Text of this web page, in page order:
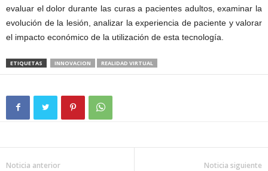
evaluar el dolor durante las curas a pacientes adultos, examinar la
evolución de la lesión, analizar la experiencia de paciente y valorar
el impacto económico de la utilización de esta tecnología.
ETIQUETAS INNOVACION REALIDAD VIRTUAL
Noticia anterior Noticia siguiente